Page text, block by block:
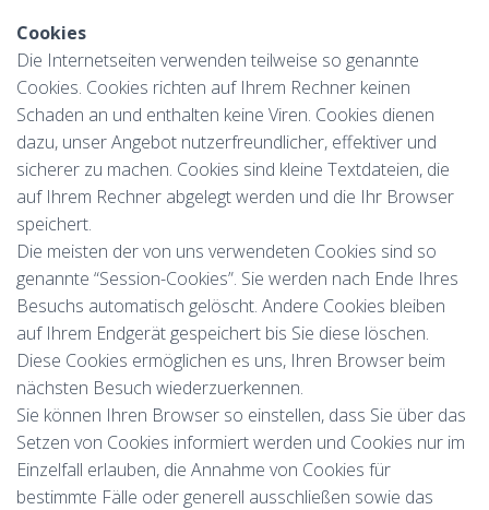
Cookies
Die Internetseiten verwenden teilweise so genannte
Cookies. Cookies richten auf Ihrem Rechner keinen
Schaden an und enthalten keine Viren. Cookies dienen
dazu, unser Angebot nutzerfreundlicher, effektiver und
sicherer zu machen. Cookies sind kleine Textdateien, die
auf Ihrem Rechner abgelegt werden und die Ihr Browser
speichert.
Die meisten der von uns verwendeten Cookies sind so
genannte “Session-Cookies”. Sie werden nach Ende Ihres
Besuchs automatisch gelöscht. Andere Cookies bleiben
auf Ihrem Endgerät gespeichert bis Sie diese löschen.
Diese Cookies ermöglichen es uns, Ihren Browser beim
nächsten Besuch wiederzuerkennen.
Sie können Ihren Browser so einstellen, dass Sie über das
Setzen von Cookies informiert werden und Cookies nur im
Einzelfall erlauben, die Annahme von Cookies für
bestimmte Fälle oder generell ausschließen sowie das